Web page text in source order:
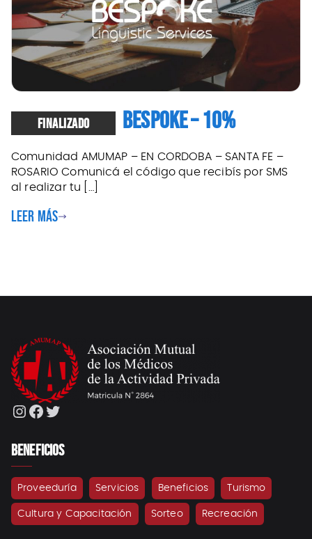
FINALIZADO BESPOKE – 10%
Comunidad AMUMAP – EN CORDOBA – SANTA FE –
ROSARIO Comunicá el código que recibís por SMS
al realizar tu […]
Leer más
Instagram
Facebook
Twitter
BENEFICIOS
Proveeduría Servicios Beneficios Turismo
Cultura y Capacitación Sorteo Recreación